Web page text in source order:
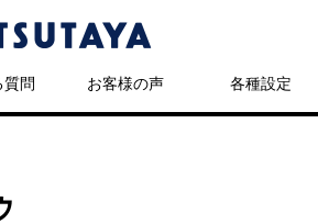
質問 お客様の声 各種設定